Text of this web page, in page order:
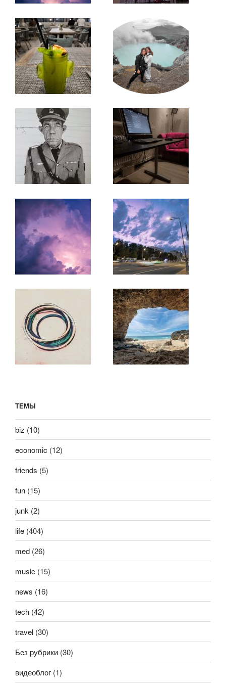
ТЕМЫ
biz (10)
economic (12)
friends (5)
fun (15)
junk (2)
life (404)
med (26)
music (15)
news (16)
tech (42)
travel (30)
Без рубрики (30)
видеоблог (1)